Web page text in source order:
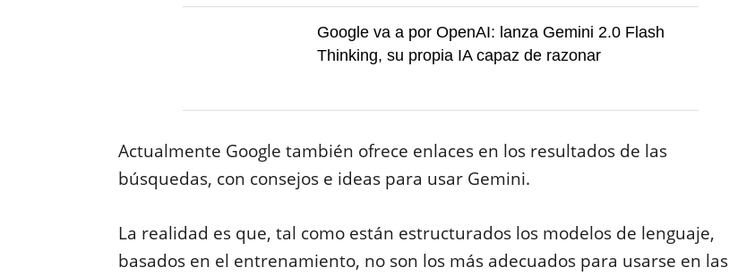
Google va a por OpenAI: lanza Gemini 2.0 Flash
Thinking, su propia IA capaz de razonar
Actualmente Google también ofrece enlaces en los resultados de las
búsquedas, con consejos e ideas para usar Gemini.
La realidad es que, tal como están estructurados los modelos de lenguaje,
basados en el entrenamiento, no son los más adecuados para usarse en las